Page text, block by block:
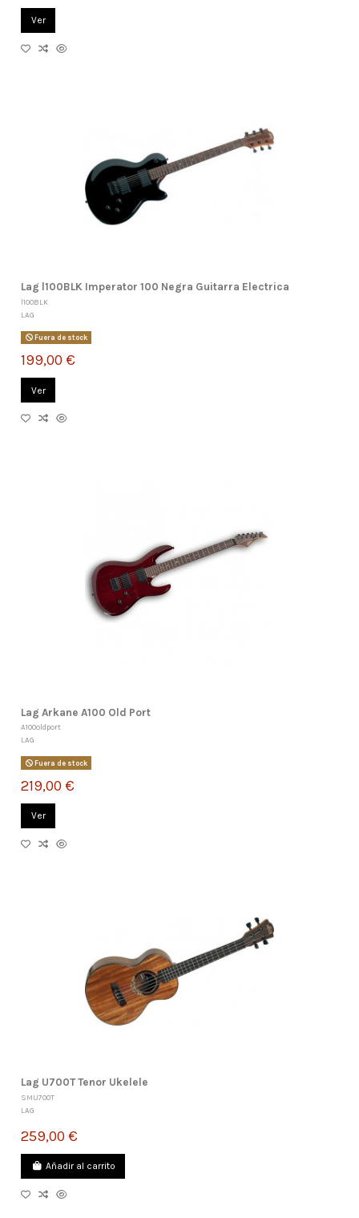
Ver
Lag l100BLK Imperator 100 Negra Guitarra Electrica
l100BLK
LAG
Fuera de stock
199,00 €
Ver
Lag Arkane A100 Old Port
A100oldport
LAG
Fuera de stock
219,00 €
Ver
Lag U700T Tenor Ukelele
SMU700T
LAG
259,00 €
Añadir al carrito